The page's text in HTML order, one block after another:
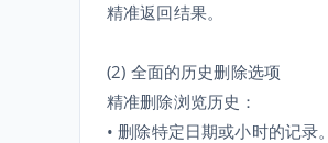
精准返回结果。
(2) 全面的历史删除选项
精准删除浏览历史：
• 删除特定日期或小时的记录。